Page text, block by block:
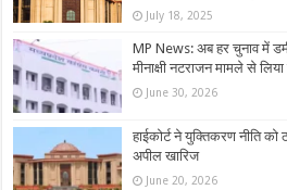
July 18, 2025
MP News: अब हर चुनाव में
मीनाक्षी नटराजन मामले से
June 30, 2026
हाईकोर्ट ने युक्तिकरण नीति को
अपील खारिज
June 20, 2026